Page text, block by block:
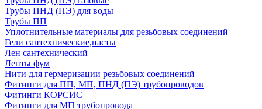
Трубы ПНД (ПЭ) для воды
Трубы ПП
Уплотнительные материалы для резьбовых соединений
Гели сантехнические,пасты
Лен сантехнический
Ленты фум
Нити для гермеризации резьбовых соединений
Фитинги для ПП, МП, ПНД (ПЭ) трубопроводов
Фитинги КОРСИС
Фитинги для МП трубопровода